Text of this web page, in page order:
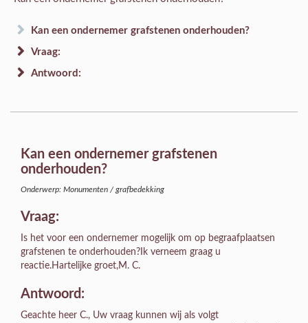
Kan een ondernemer grafstenen onderhouden?
Vraag:
Antwoord:
Kan een ondernemer grafstenen
onderhouden?
Onderwerp: Monumenten / grafbedekking
Vraag:
Is het voor een ondernemer mogelijk om op begraafplaatsen
grafstenen te onderhouden?Ik verneem graag u
reactie.Hartelijke groet,M. C.
Antwoord:
Geachte heer C., Uw vraag kunnen wij als volgt